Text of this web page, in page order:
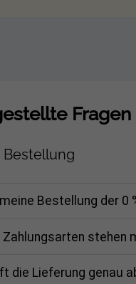
Fragen
Bestellung
Bestellung der 0
Zahlungsarten stehen
die Lieferung genau